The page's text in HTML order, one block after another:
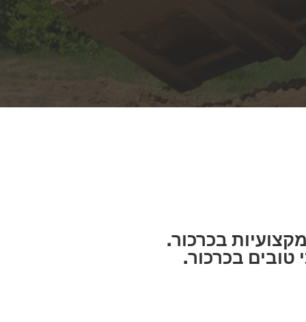
בכרכור.
טובים בכרכור.